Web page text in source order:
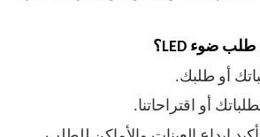
أو طلبك.
أو اقتراحاتنا.